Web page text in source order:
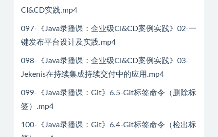
CI&CD实践.mp4
097-《Java录播课：企业级CI&CD案例实践》02-一
键发布平台设计及实践.mp4
098-《Java录播课：企业级CI&CD案例实践》03-
Jekenis在持续集成持续交付中的应用.mp4
099-《Java录播课：Git》6.5-Git标签命令（删除标
签）.mp4
100-《Java录播课：Git》6.4-Git标签命令（检出标